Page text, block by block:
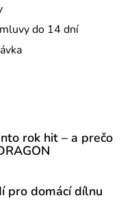
do 14 dní
rok hit – a prečo
pro domácí dílnu